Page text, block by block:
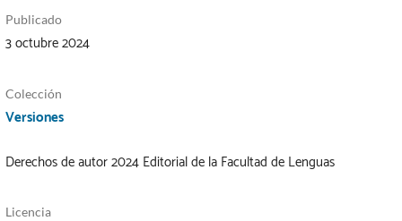
Publicado
3 octubre 2024
Colección
Versiones
Derechos de autor 2024 Editorial de la Facultad de Lenguas
Licencia